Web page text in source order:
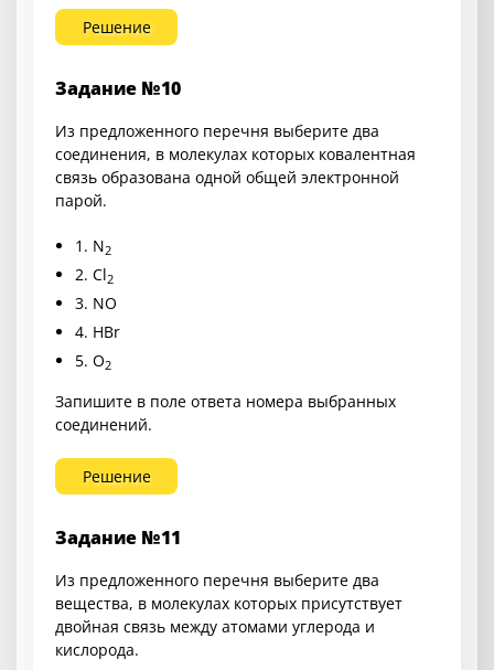
Решение
Задание №10
Из предложенного перечня выберите два
соединения, в молекулах которых ковалентная
связь образована одной общей электронной
парой.
1. N2
2. Cl2
3. NO
4. HBr
5. O2
Запишите в поле ответа номера выбранных
соединений.
Решение
Задание №11
Из предложенного перечня выберите два
вещества, в молекулах которых присутствует
двойная связь между атомами углерода и
кислорода.